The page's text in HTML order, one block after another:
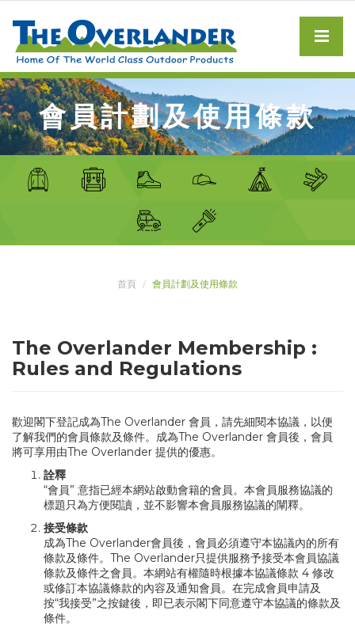
會員計劃及使用條款
首頁 會員計劃及使用條款
The Overlander Membership :
Rules and Regulations
歡迎閣下登記成為The Overlander 會員，請先細閱本協議，以便
了解我們的會員條款及條件。成為The Overlander 會員後，會員
將可享用由The Overlander 提供的優惠。
詮釋
“會員” 意指已經本網站啟動會籍的會員。本會員服務協議的
標題只為方便閱讀，並不影響本會員服務協議的闡釋。
接受條款
成為The Overlander會員後，會員必須遵守本協議內的所有
條款及條件。The Overlander只提供服務予接受本會員協議
條款及條件之會員。本網站有權隨時根據本協議條款 4 修改
或修訂本協議條款的內容及通知會員。在完成會員申請及
按“我接受”之按鍵後，即已表示閣下同意遵守本協議的條款及
條件。